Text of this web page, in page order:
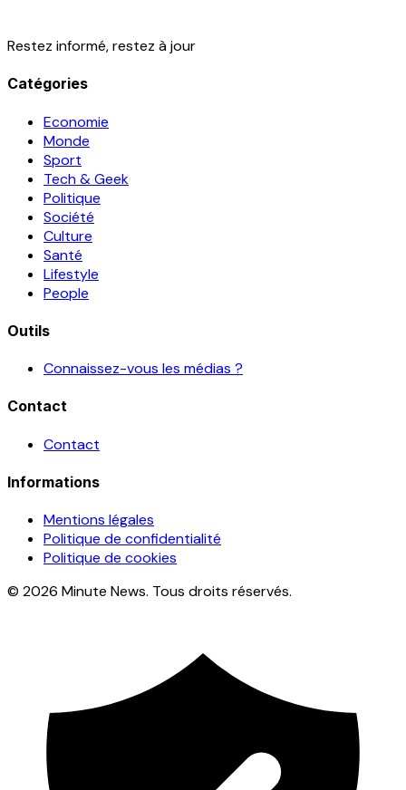
Restez informé, restez à jour
Catégories
Economie
Monde
Sport
Tech & Geek
Politique
Société
Culture
Santé
Lifestyle
People
Outils
Connaissez-vous les médias ?
Contact
Contact
Informations
Mentions légales
Politique de confidentialité
Politique de cookies
© 2026 Minute News. Tous droits réservés.